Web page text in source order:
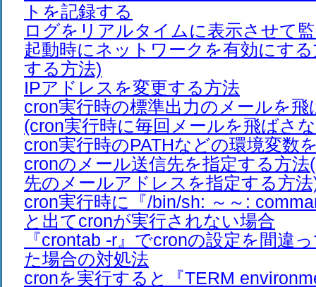
トを記録する
ログをリアルタイムに表示させて
起動時にネットワークを有効にす
する方法)
IPアドレスを変更する方法
cron実行時の標準出力のメールを
(cron実行時に毎回メールを飛ばさ
cron実行時のPATHなどの環境変数
cronのメール送信先を指定する方
先のメールアドレスを指定する方
cron実行時に『/bin/sh: ～～:
と出てcronが実行されない場合
『crontab -r』でcronの設定を間違
た場合の対処法
cronを実行すると『TERM